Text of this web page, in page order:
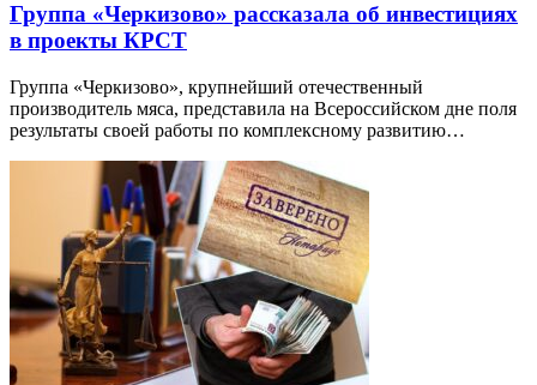
Группа «Черкизово» рассказала об инвестициях
в проекты КРСТ
Группа «Черкизово», крупнейший отечественный
производитель мяса, представила на Всероссийском дне поля
результаты своей работы по комплексному развитию…